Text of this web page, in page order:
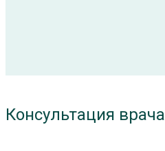
Консультация врача